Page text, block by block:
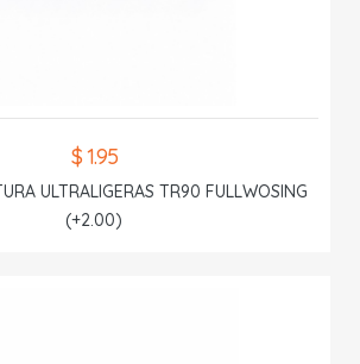
$ 1.95
ULTRALIGERAS TR90 FULLWOSING
(+2.00)